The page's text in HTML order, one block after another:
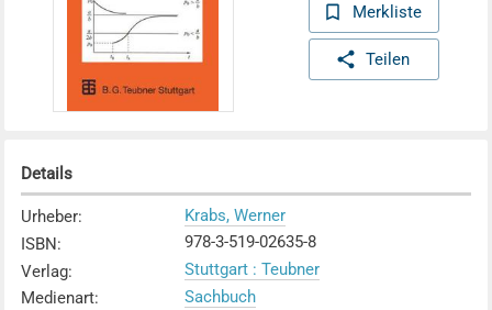
Merkliste
Teilen
Details
Urheber:
Krabs, Werner
ISBN:
978-3-519-02635-8
Verlag:
Stuttgart : Teubner
Medienart:
Sachbuch